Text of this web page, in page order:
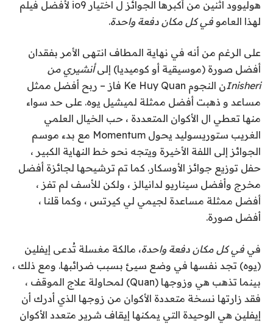
هوليوود اثنين من أكبرها الجوائز ل
اختيار io9 لأفضل فيلم
لهذا العامو في كل مكان دفعة واحدة.
على الرغم من أنه في نهاية المطاف انتهى الأمر بفقدان
أفضل صورة (موسيقية أو كوميديا) إلىأنشيري من
Inisheriن النجوم Ke Huy Quan فاز – ربح أفضل ممثل
مساعد و ذهبت أفضل ممثلة لميشيل يوه. على حد سواء
منها تعطي ال الأكوان المتعددة ، حب الخيال العلمي
الغريب ستوريسوليد
يحول Momentum مع بدء موسم
الجوائز إلى اللفة الأخيرة ويتجه نحو خط النهاية الكبير ،
حفل توزيع جوائز الأوسكار. كما تم ترشيحها لجائزة أفضل
مخرج وأفضل سيناريو لدانيالز ، ولكن للأسف لم تفز ،
أفضل ممثلة مساعدة لجيمي لي كيرتس ، وكما قلنا ،
أفضل صورة.
في في كل مكان دفعة واحدة، مالكة مغسلة تُدعى إيفلين
(يوه) تجد نفسها في وضع سيئ بسبب ضرائبها. ومع ذلك ،
بينما تذهب هي وزوجها (Quan) لمحاولة علاج الموقف ،
فقد زارتها نسخة متعددة الأكوان من زوجها الذي أدرك أن
إيفلين هي الوحيدة التي يمكنها إيقاف شرير متعدد الأكوان